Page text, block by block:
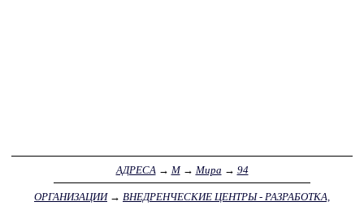
АДРЕСА → М→ Мира → 94
ОРГАНИЗАЦИИ→ ВНЕДРЕНЧЕСКИЕ ЦЕНТРЫ - РАЗРАБОТКА,